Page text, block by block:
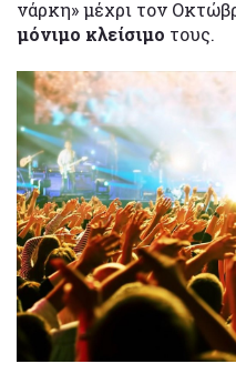
νάρκη» μέχρι τον
μόνιμο κλείσιμο τους.